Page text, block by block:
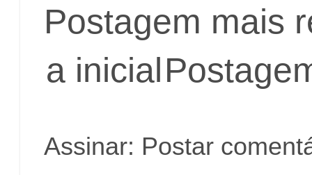
Postagem mais
a inicial
Assinar: Postar